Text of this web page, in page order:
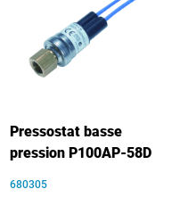
Pressostat basse
pression P100AP-58D
680305